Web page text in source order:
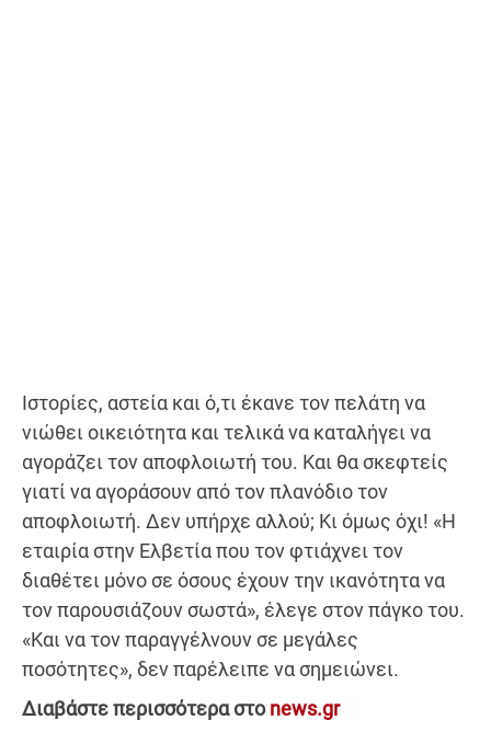
Ιστορίες, αστεία και ό,τι έκανε τον πελάτη να
νιώθει οικειότητα και τελικά να καταλήγει να
αγοράζει τον αποφλοιωτή του. Και θα σκεφτείς
γιατί να αγοράσουν από τον πλανόδιο τον
αποφλοιωτή. Δεν υπήρχε αλλού; Κι όμως όχι! «Η
εταιρία στην Ελβετία που τον φτιάχνει τον
διαθέτει μόνο σε όσους έχουν την ικανότητα να
τον παρουσιάζουν σωστά», έλεγε στον πάγκο του.
«Και να τον παραγγέλνουν σε μεγάλες
ποσότητες», δεν παρέλειπε να σημειώνει.
Διαβάστε περισσότερα στοnews.gr